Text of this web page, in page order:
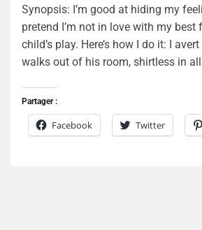
Synopsis: I’m good at hiding my
pretend I’m not in love with my best
child’s play. Here’s how I do it: I
walks out of his room, shirtless in
Partager :
Facebook Twitter